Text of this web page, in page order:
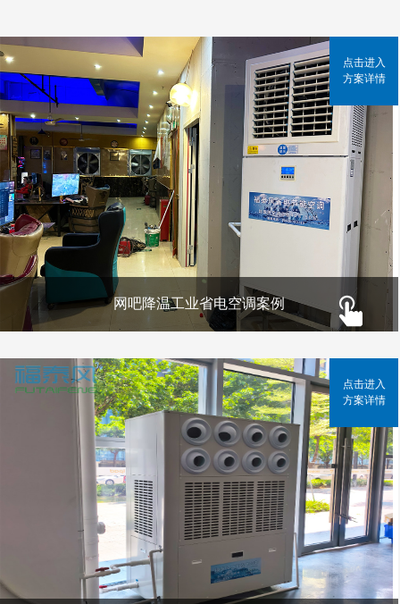
网吧降温工业省电空调案例
点击进入
方案详情
点击进入
方案详情